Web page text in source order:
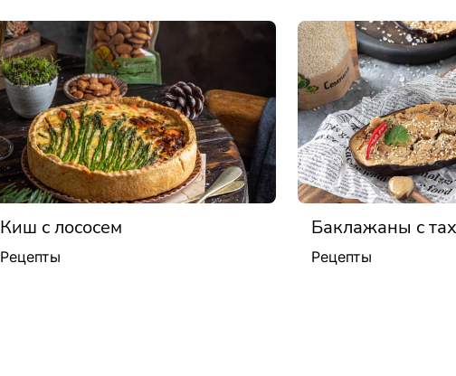
Киш с лососем
Рецепты
Баклажаны с
Рецепты